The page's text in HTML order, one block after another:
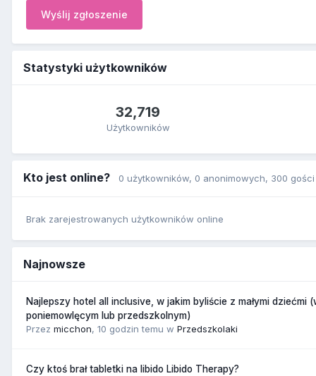
Wyślij zgłoszenie
Statystyki użytkowników
32,719
Użytkowników
Kto jest online? 0 użytkowników, 0 anonimowych, 300 gości
Brak zarejestrowanych użytkowników online
Najnowsze
Najlepszy hotel all inclusive, w jakim byliście z małymi dziećmi
poniemowlęcym lub przedszkolnym)
Przez micchon, 10 godzin temu w Przedszkolaki
Czy ktoś brał tabletki na libido Libido Therapy?